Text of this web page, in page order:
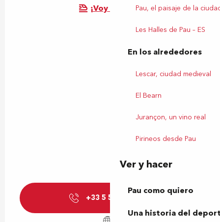
Pau, el paisaje de la
Les Halles de Pau – ES
En los alrededores
Lescar, ciudad medieval
El Bearn
Jurançon, un vino real
Pirineos desde Pau
Ver y hacer
Pau como quiero
Una historia del
¡Voy en tren!
+33 5 59 83 13